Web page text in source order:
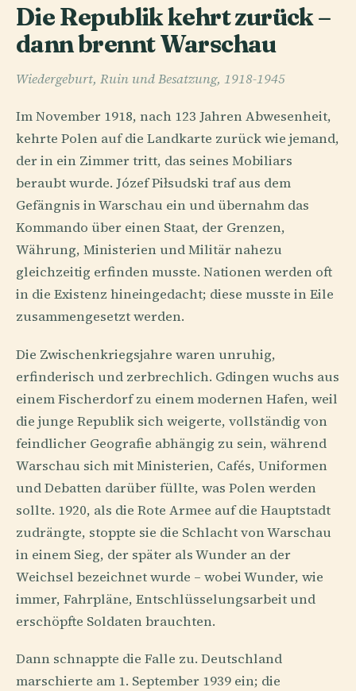
Die Republik kehrt zurück –
dann brennt Warschau
Wiedergeburt, Ruin und Besatzung, 1918-1945
Im November 1918, nach 123 Jahren Abwesenheit,
kehrte Polen auf die Landkarte zurück wie jemand,
der in ein Zimmer tritt, das seines Mobiliars
beraubt wurde. Józef Piłsudski traf aus dem
Gefängnis in Warschau ein und übernahm das
Kommando über einen Staat, der Grenzen,
Währung, Ministerien und Militär nahezu
gleichzeitig erfinden musste. Nationen werden oft
in die Existenz hineingedacht; diese musste in Eile
zusammengesetzt werden.
Die Zwischenkriegsjahre waren unruhig,
erfinderisch und zerbrechlich. Gdingen wuchs aus
einem Fischerdorf zu einem modernen Hafen, weil
die junge Republik sich weigerte, vollständig von
feindlicher Geografie abhängig zu sein, während
Warschau sich mit Ministerien, Cafés, Uniformen
und Debatten darüber füllte, was Polen werden
sollte. 1920, als die Rote Armee auf die Hauptstadt
zudrängte, stoppte sie die Schlacht von Warschau
in einem Sieg, der später als Wunder an der
Weichsel bezeichnet wurde – wobei Wunder, wie
immer, Fahrpläne, Entschlüsselungsarbeit und
erschöpfte Soldaten brauchten.
Dann schnappte die Falle zu. Deutschland
marschierte am 1. September 1939 ein; die